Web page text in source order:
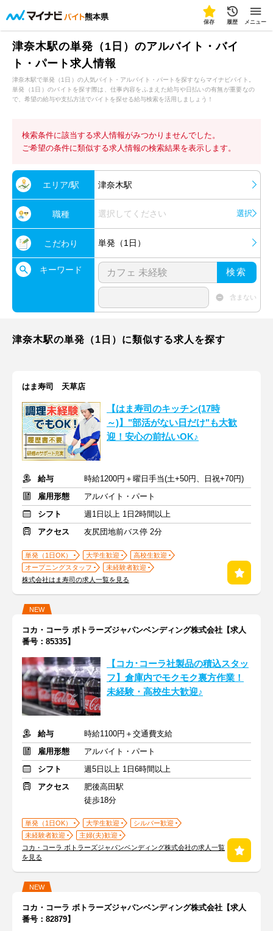
熊本県
保存 履歴 メニュー
津奈木駅の単発（1日）のアルバイト・バイ
ト・パート求人情報
津奈木駅で単発（1日）の人気バイト・アルバイト・パートを探すならマイナビバイト。
単発（1日）のバイトを探す際は、仕事内容をふまえた給与や日払いの有無が重要なの
で、希望の給与や支払方法でバイトを探せる給与検索を活用しましょう！
検索条件に該当する求人情報がみつかりませんでした。
ご希望の条件に類似する求人情報の検索結果を表示します。
エリア/駅 津奈木駅
職種 選択してください 選択
こだわり 単発（1日）
キーワード 検索
含まない
津奈木駅の単発（1日）に類似する求人を探す
はま寿司 天草店
【はま寿司のキッチン(17時
～)】"部活がない日だけ"も大歓
迎！安心の前払いOK♪
給与
時給1200円＋曜日手当(土+50円、日祝+70円)
雇用形態
アルバイト・パート
シフト
週1日以上 1日2時間以上
アクセス
友尻団地前バス停 2分
単発（1日OK） 大学生歓迎
高校生歓迎
オープニングスタッフ
未経験者歓迎
株式会社はま寿司の求人一覧を見る
NEW
コカ・コーラ ボトラーズジャパンベンディング株式会社【求人
番号：85335】
【コカ･コーラ社製品の積込スタッ
フ】倉庫内でモクモク裏方作業！
未経験・高校生大歓迎♪
給与
時給1100円＋交通費支給
雇用形態
アルバイト・パート
シフト
週5日以上 1日6時間以上
アクセス
肥後高田駅
徒歩18分
単発（1日OK） 大学生歓迎
シルバー歓迎
未経験者歓迎
主婦(夫)歓迎
コカ・コーラ ボトラーズジャパンベンディング株式会社の求人一覧
を見る
NEW
コカ・コーラ ボトラーズジャパンベンディング株式会社【求人
番号：82879】